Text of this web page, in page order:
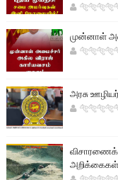
முன்னாள்
அரசு
அறிக்கைகள்